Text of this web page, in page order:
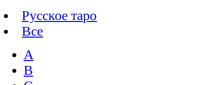
Русское таро
Все
A
B